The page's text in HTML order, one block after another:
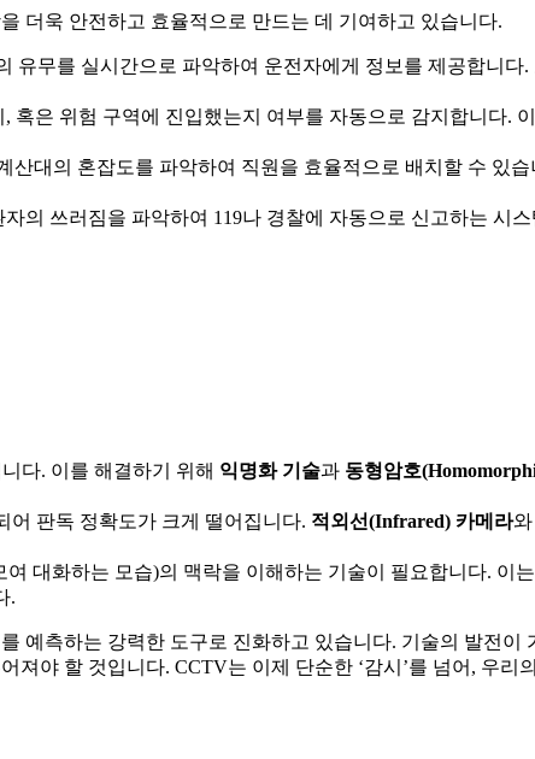
더욱 안전하고 효율적으로 만드는 데 기여하고 있습니다.
유무를 실시간으로 파악하여 운전자에게 정보를 제공합니다
혹은 위험 구역에 진입했는지 여부를 자동으로 감지합니다.
대의 혼잡도를 파악하여 직원을 효율적으로 배치할 수 있
의 쓰러짐을 파악하여 119나 경찰에 자동으로 신고하는 시
다. 이를 해결하기 위해 익명화 기술과 동형암호
어 판독 정확도가 크게 떨어집니다. 적외선(Infrared) 카메라와
대화하는 모습)의 맥락을 이해하는 기술이 필요합니다. 이는
.
예측하는 강력한 도구로 진화하고 있습니다. 기술의 발전이
야 할 것입니다. CCTV는 이제 단순한 ‘감시’를 넘어, 우리